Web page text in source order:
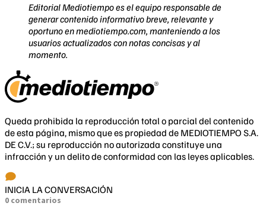
Editorial Mediotiempo es el equipo responsable de
generar contenido informativo breve, relevante y
oportuno en mediotiempo.com, manteniendo a los
usuarios actualizados con notas concisas y al
momento.
Queda prohibida la reproducción total o parcial del contenido
de esta página, mismo que es propiedad de MEDIOTIEMPO S.A.
DE C.V.; su reproducción no autorizada constituye una
infracción y un delito de conformidad con las leyes aplicables.
INICIA LA CONVERSACIÓN
0 comentarios